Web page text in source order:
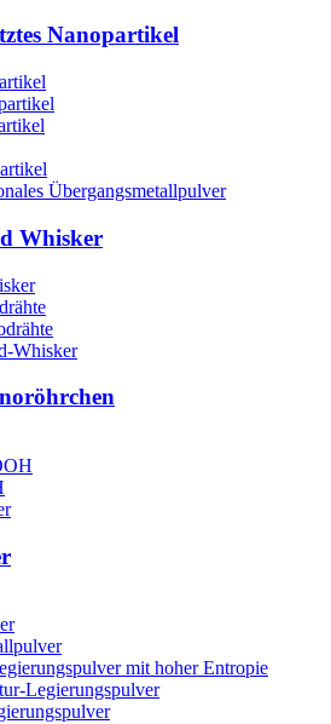
Nanopartikel
Übergangsmetallpulver
Whisker
Whisker
mit hoher Entropie
Legierungspulver